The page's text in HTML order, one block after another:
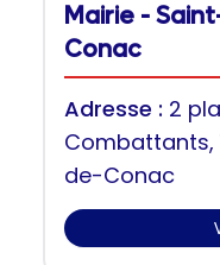
Mairie -
Conac
Adresse : 2
Combattants,
de-Conac